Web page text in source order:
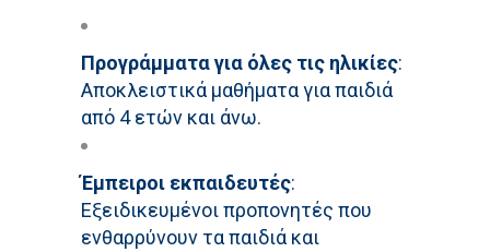
Προγράμματα για όλες τις ηλικίες:
Αποκλειστικά μαθήματα για παιδιά
από 4 ετών και άνω.
Έμπειροι εκπαιδευτές:
Εξειδικευμένοι προπονητές που
ενθαρρύνουν τα παιδιά και